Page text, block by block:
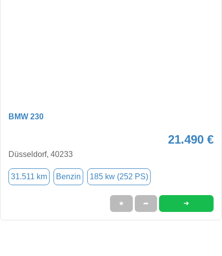
BMW 230
21.490 €
Düsseldorf, 40233
31.511 km Benzin 185 kw (252 PS)
★ ➦ ➜